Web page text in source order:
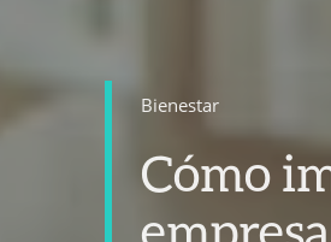
Bienestar
Cómo
empresa